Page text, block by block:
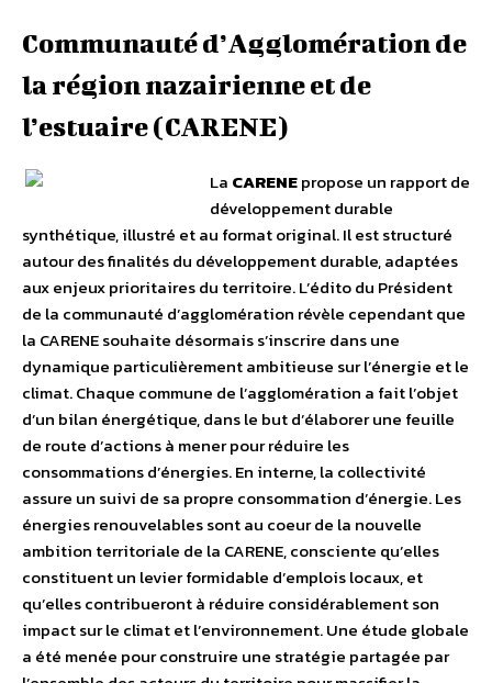
Communauté d’Agglomération de
la région nazairienne et de
l’estuaire (CARENE)
La CARENEpropose un rapport de
développement durable
synthétique, illustré et au format original. Il est structuré
autour des finalités du développement durable, adaptées
aux enjeux prioritaires du territoire. L’édito du Président
de la communauté d’agglomération révèle cependant que
la CARENE souhaite désormais s’inscrire dans une
dynamique particulièrement ambitieuse sur l’énergie et le
climat. Chaque commune de l’agglomération a fait l’objet
d’un bilan énergétique, dans le but d’élaborer une feuille
de route d’actions à mener pour réduire les
consommations d’énergies. En interne, la collectivité
assure un suivi de sa propre consommation d’énergie. Les
énergies renouvelables sont au coeur de la nouvelle
ambition territoriale de la CARENE, consciente qu’elles
constituent un levier formidable d’emplois locaux, et
qu’elles contribueront à réduire considérablement son
impact sur le climat et l’environnement. Une étude globale
a été menée pour construire une stratégie partagée par